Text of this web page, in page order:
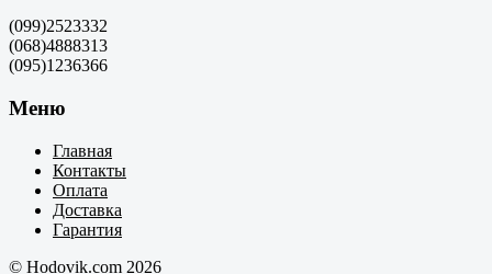
(099)2523332
(068)4888313
(095)1236366
Меню
Главная
Контакты
Оплата
Доставка
Гарантия
© Hodovik.com 2026